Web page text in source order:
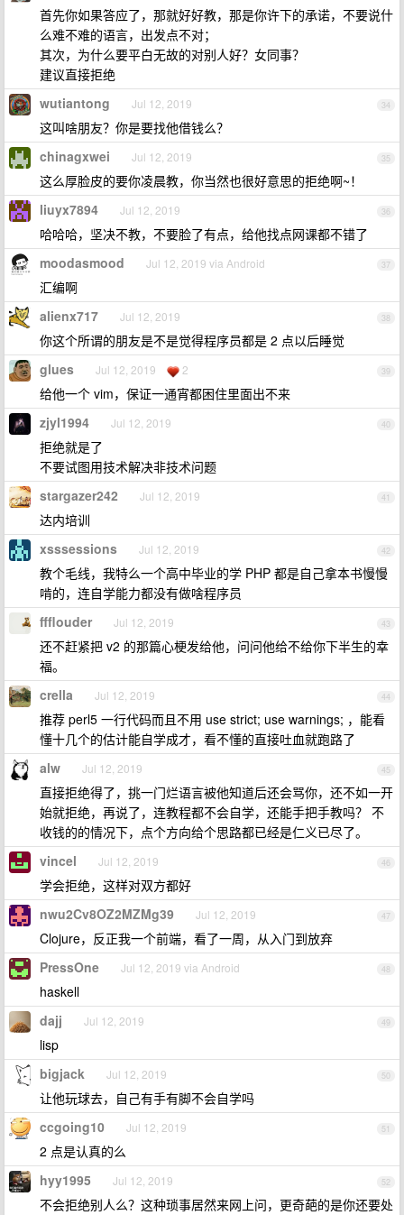
首先你如果答应了，那就好好教，那是你许下的承诺，不要说什
么难不难的语言，出发点不对；
其次，为什么要平白无故的对别人好？女同事？
建议直接拒绝
34
wutiantong Jul 12, 2019
这叫啥朋友？你是要找他借钱么？
35
chinagxwei Jul 12, 2019
这么厚脸皮的要你凌晨教，你当然也很好意思的拒绝啊~！
36
liuyx7894 Jul 12, 2019
哈哈哈，坚决不教，不要脸了有点，给他找点网课都不错了
37
moodasmood Jul 12, 2019 via Android
汇编啊
38
alienx717 Jul 12, 2019
你这个所谓的朋友是不是觉得程序员都是 2 点以后睡觉
39
glues Jul 12, 2019 2
给他一个 vim，保证一通宵都困住里面出不来
40
zjyl1994 Jul 12, 2019
拒绝就是了
不要试图用技术解决非技术问题
41
stargazer242 Jul 12, 2019
达内培训
42
xsssessions Jul 12, 2019
教个毛线，我特么一个高中毕业的学 PHP 都是自己拿本书慢慢
啃的，连自学能力都没有做啥程序员
43
ffflouder Jul 12, 2019
还不赶紧把 v2 的那篇心梗发给他，问问他给不给你下半生的幸
福。
44
crella Jul 12, 2019
推荐 perl5 一行代码而且不用 use strict; use warnings; ，能看
懂十几个的估计能自学成才，看不懂的直接吐血就跑路了
45
alw Jul 12, 2019
直接拒绝得了，挑一门烂语言被他知道后还会骂你，还不如一开
始就拒绝，再说了，连教程都不会自学，还能手把手教吗？ 不
收钱的的情况下，点个方向给个思路都已经是仁义已尽了。
46
vincel Jul 12, 2019
学会拒绝，这样对双方都好
47
nwu2Cv8OZ2MZMg39 Jul 12, 2019
Clojure，反正我一个前端，看了一周，从入门到放弃
48
PressOne Jul 12, 2019 via Android
haskell
49
dajj Jul 12, 2019
lisp
50
bigjack Jul 12, 2019
让他玩球去，自己有手有脚不会自学吗
51
ccgoing10 Jul 12, 2019
2 点是认真的么
52
hyy1995 Jul 12, 2019
不会拒绝别人么？这种琐事居然来网上问，更奇葩的是你还要处